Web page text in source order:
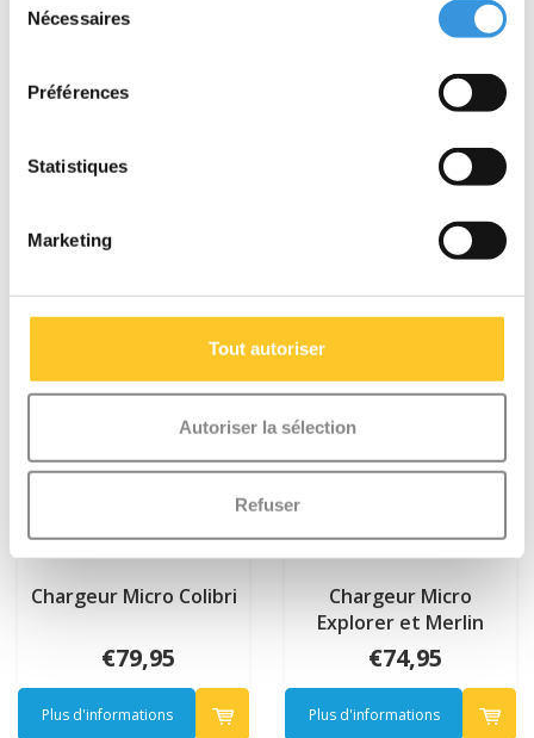
Nécessaires
Préférences
Statistiques
Marketing
Tout autoriser
Autoriser la sélection
Refuser
€14,95
Plus d'informations
Chargeur pour
électrique Micro
Sparrow (5297)
€44,95
Plus d'informations
Chargeur Micro Colibri
€79,95
Plus d'informations
Chargeur Micro
Explorer et Merlin
€74,95
Plus d'informations